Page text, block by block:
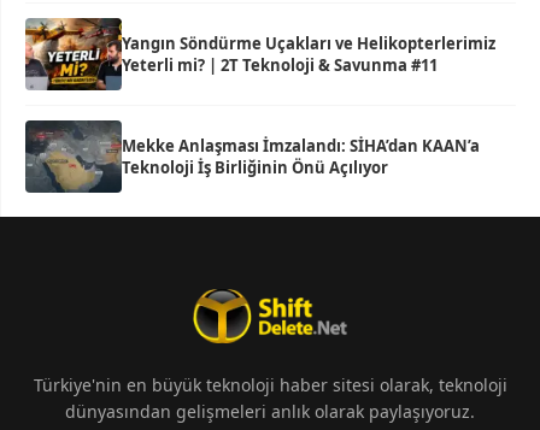
Yangın Söndürme Uçakları ve Helikopterlerimiz
Yeterli mi? | 2T Teknoloji & Savunma #11
Mekke Anlaşması İmzalandı: SİHA’dan KAAN’a
Teknoloji İş Birliğinin Önü Açılıyor
Türkiye'nin en büyük teknoloji haber sitesi olarak, teknoloji
dünyasından gelişmeleri anlık olarak paylaşıyoruz.